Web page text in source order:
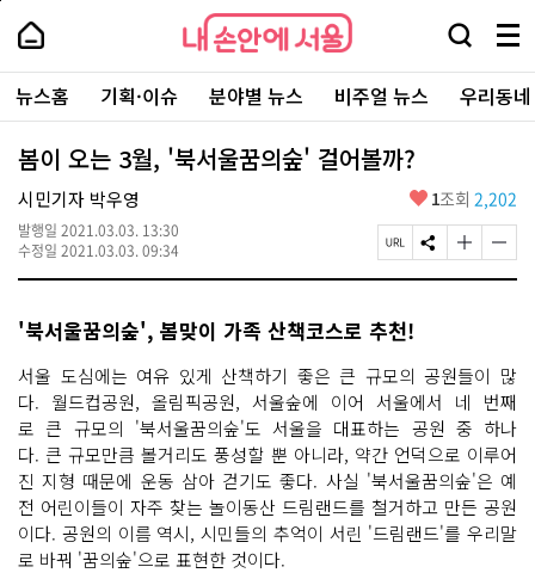
본
로
가
내
손
안
에
서
울
-
서
울
시
대
표
소
포
털
내
손
에
울
검
창
열
기
메
뉴
전
체
보
주
요
서
뉴스홈 기획·이슈 분야별 뉴스 비주얼 뉴스 우리동
봄이 오는 3월, '북서울꿈의숲' 걸어볼까?
시민기자 박우영
발행일 2021.03.03. 13:30
수정일 2021.03.03. 09:34
좋
요
1조회 2,202
페
이
R
복
사
S
N
기
글
자
변
경
하
기
글
자
변
경
하
기
'북서울꿈의숲', 봄맞이 가족 산책코스로 추천!
서울 도심에는 여유 있게 산책하기 좋은 큰 규모의 공원들이 많
다. 월드컵공원, 올림픽공원, 서울숲에 이어 서울에서 네 번째
로 큰 규모의 '북서울꿈의숲'도 서울을 대표하는 공원 중 하나
다. 큰 규모만큼 볼거리도 풍성할 뿐 아니라, 약간 언덕으로 이루어
진 지형 때문에 운동 삼아 걷기도 좋다. 사실 '북서울꿈의숲'은 예
전 어린이들이 자주 찾는 놀이동산 드림랜드를 철거하고 만든 공원
이다. 공원의 이름 역시, 시민들의 추억이 서린 '드림랜드'를 우리말
로 바꿔 '꿈의숲'으로 표현한 것이다.
페
상
단
로